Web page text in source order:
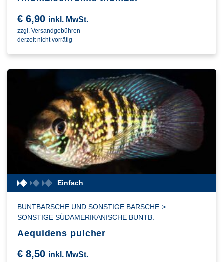
€ 6,90 inkl. MwSt.
zzgl. Versandgebühren
derzeit nicht vorrätig
Einfach
BUNTBARSCHE UND SONSTIGE BARSCHE >
SONSTIGE SÜDAMERIKANISCHE BUNTB.
Aequidens pulcher
€ 8,50 inkl. MwSt.